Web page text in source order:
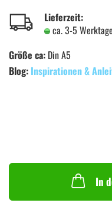
Lieferzeit:
ca. 3-5 Werktage
Größe ca: Din A5
Blog: Inspirationen &
In